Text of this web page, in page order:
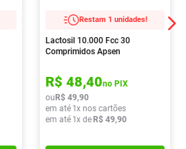
Restam 1 unidades!
Lactosil 10.000 Fcc 30
Comprimidos Apsen
R$ 48,40no PIX
ou R$ 49,90
em até 1x nos cartões
em até 1x de R$ 49,90